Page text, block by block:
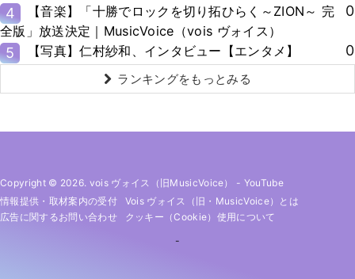
4
【音楽】「十勝でロックを切り拓ひらく～ZION～ 完
全版」放送決定｜MusicVoice（vois ヴォイス）
0
5 【写真】仁村紗和、インタビュー【エンタメ】 0
ランキングをもっとみる
Copyright © 2026. vois ヴォイス（旧MusicVoice） - YouTube
情報提供・取材案内の受付
Vois ヴォイス（旧・MusicVoice）とは
広告に関するお問い合わせ
クッキー（cookie）使用について
-